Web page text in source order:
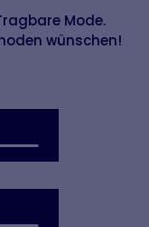
Mode.
wünschen!